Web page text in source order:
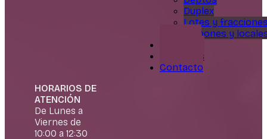
Duplex
Lotes y
Galpones y
Nosotros
Contacto
HORARIOS DE
ATENCIÓN
De Lunes a
Viernes de
10:00 a 12:30